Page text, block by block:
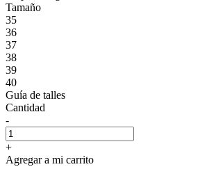
Tamaño
35
36
37
38
39
40
Guía de talles
Cantidad
-
+
Agregar a mi carrito